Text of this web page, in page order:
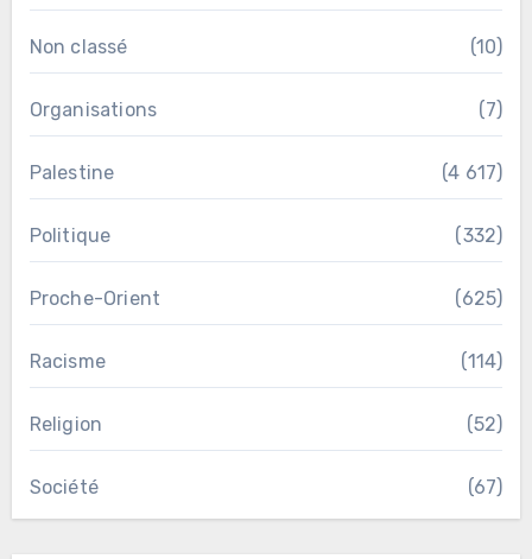
Non classé (10)
Organisations (7)
Palestine (4 617)
Politique (332)
Proche-Orient (625)
Racisme (114)
Religion (52)
Société (67)